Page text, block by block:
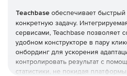
Teachbase обеспечивает
конкретную задачу.
сервисами, Teachbase позволяет
удобном конструкторе в пару
онбординг для ускорения
контролировать результат с
статистики, не покидая платформы.